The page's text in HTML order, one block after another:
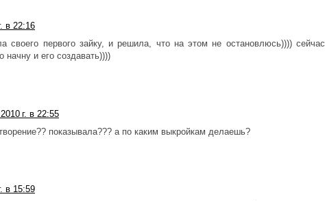
в 22:16
своего первого зайку, и решила, что на этом не остановлюсь)))) сейчас
и его создавать))))
г. в 22:55
показывала??? а по каким выкройкам делаешь?
в 15:59